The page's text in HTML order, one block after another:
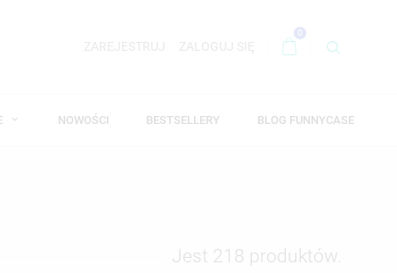
0
NOWOŚCI BESTSELLERY BLOG FUNNYCASE
Jest 218 produktów.